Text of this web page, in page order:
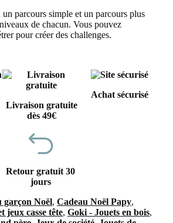
parcours simple et un parcours plus
de chacun. Vous pouvez
pour créer des challenges.
Livraison gratuite
dès 49€
Achat sécurisé
Retour gratuit 30
jours
garçon Noël, Cadeau Noël Papy,
jeux casse tête, Goki - Jouets en bois,